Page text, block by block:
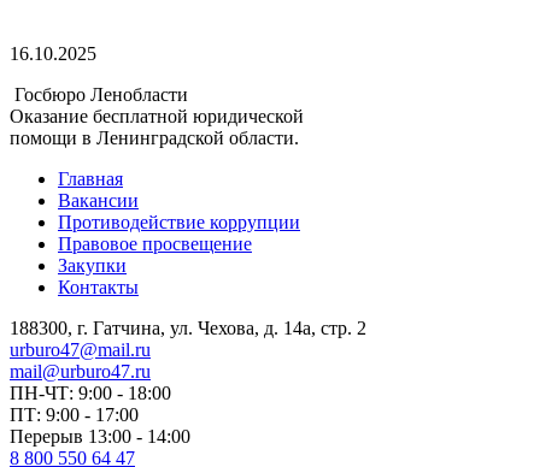
16.10.2025
Госбюро Ленобласти
Оказание бесплатной юридической
помощи в Ленинградской области.
Главная
Вакансии
Противодействие коррупции
Правовое просвещение
Закупки
Контакты
188300, г. Гатчина, ул. Чехова, д. 14а, стр. 2
urburo47@mail.ru
mail@urburo47.ru
ПН-ЧТ: 9:00 - 18:00
ПТ: 9:00 - 17:00
Перерыв 13:00 - 14:00
8 800 550 64 47